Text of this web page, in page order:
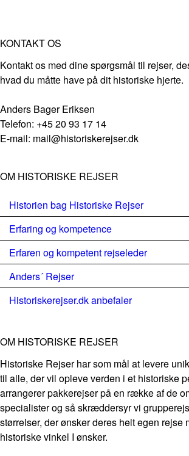
KONTAKT OS
Kontakt os med dine spørgsmål til rejser,
hvad du måtte have på dit historiske hjerte.
Anders Bager Eriksen
Telefon: +45 20 93 17 14
E-mail: mail@historiskerejser.dk
OM HISTORISKE REJSER
Historien bag Historiske Rejser
Erfaring og kompetence
Erfaren og kompetent rejseleder
Anders´ Rejser
Historiskerejser.dk anbefaler
OM HISTORISKE REJSER
Historiske Rejser har som mål at levere
til alle, der vil opleve verden i et historiske
arrangerer pakkerejser på en række af de
specialister og så skræddersyr vi
størrelser, der ønsker deres helt egen rejse
historiske vinkel I ønsker.